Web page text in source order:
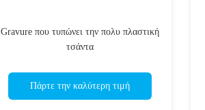
Gravure που τυπώνει την πολυ πλαστική
τσάντα
Πάρτε την καλύτερη τιμή